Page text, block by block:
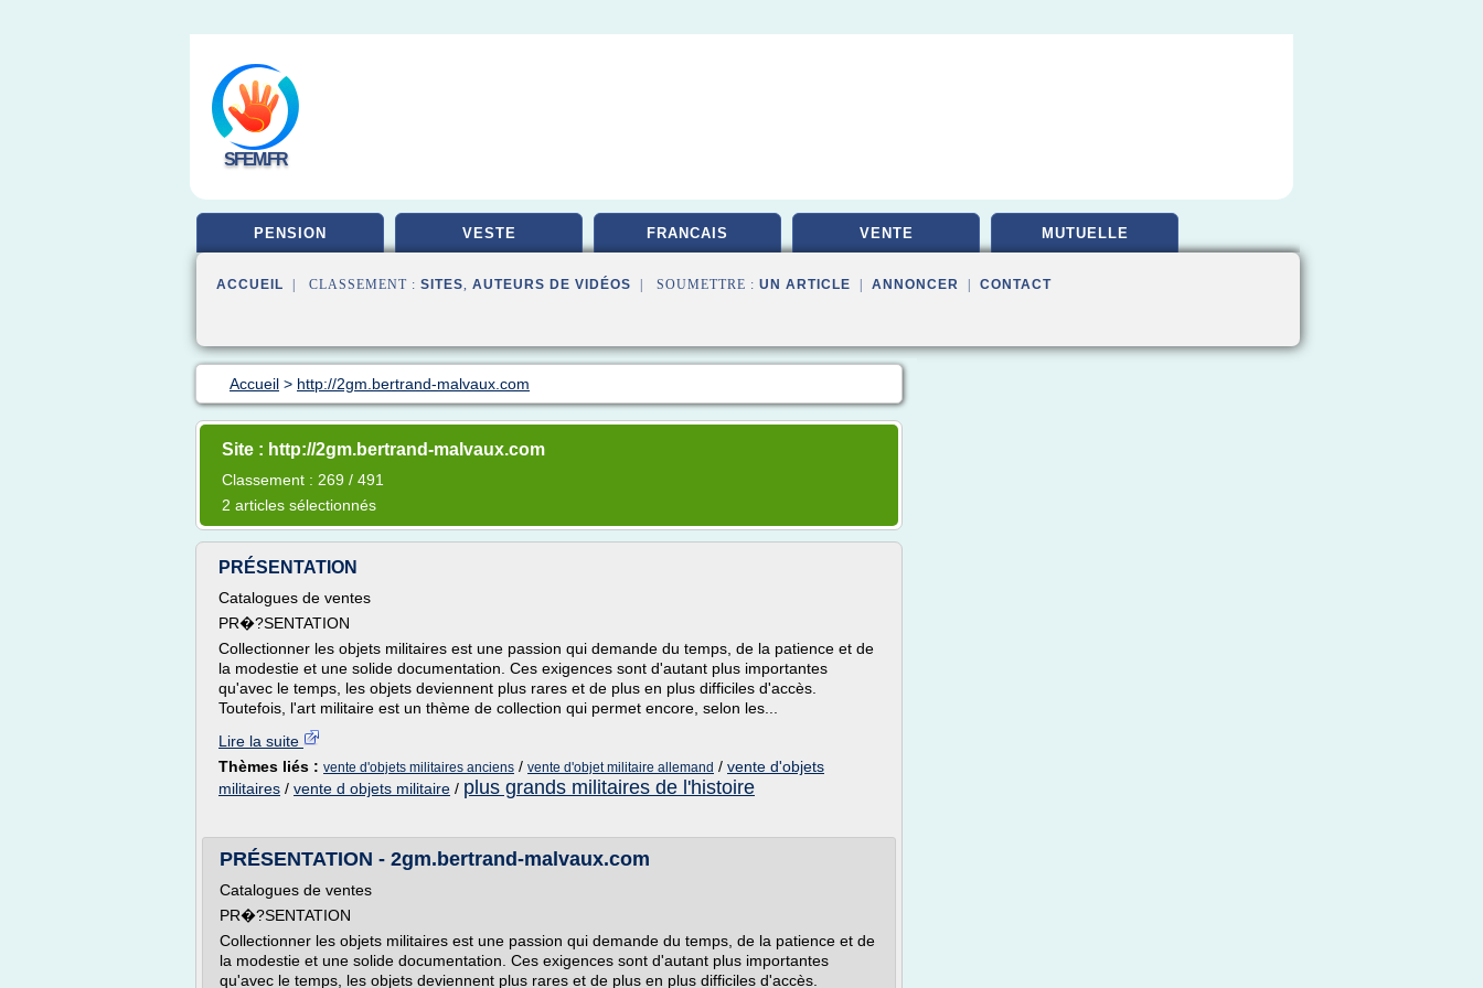
SFEM.FR
PENSION VESTE FRANCAIS VENTE MUTUELLE
ACCUEIL | CLASSEMENT : SITES, AUTEURS DE VIDÉOS | SOUMETTRE : UN ARTICLE ANNONCER CONTACT
Accueil > http://2gm.bertrand-malvaux.com
Site : http://2gm.bertrand-malvaux.com
Classement : 269 / 491
2 articles sélectionnés
PRÉSENTATION
Catalogues de ventes
PR�?SENTATION
Collectionner les objets militaires est une passion qui demande du temps, de la patience et de
la modestie et une solide documentation. Ces exigences sont d'autant plus importantes
qu'avec le temps, les objets deviennent plus rares et de plus en plus difficiles d'accès.
Toutefois, l'art militaire est un thème de collection qui permet encore, selon les...
Lire la suite
Thèmes liés : vente d'objets militaires anciens / vente d'objet militaire allemand / vente d'objets
militaires / vente d objets militaire / plus grands militaires de l'histoire
PRÉSENTATION - 2gm.bertrand-malvaux.com
Catalogues de ventes
PR�?SENTATION
Collectionner les objets militaires est une passion qui demande du temps, de la patience et de
la modestie et une solide documentation. Ces exigences sont d'autant plus importantes
qu'avec le temps, les objets deviennent plus rares et de plus en plus difficiles d'accès.